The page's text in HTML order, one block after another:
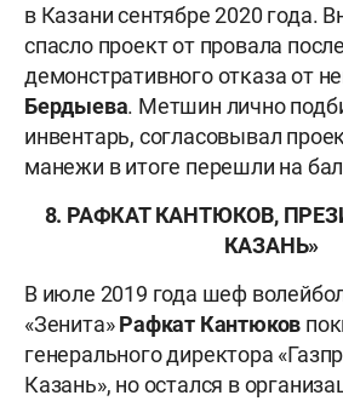
в Казани сентябре 2020 года.
спасло проект от провала после
демонстративного отказа от
Бердыева. Метшин лично
инвентарь, согласовывал
манежи в итоге перешли на
8. РАФКАТ КАНТЮКОВ,
КАЗАНЬ»
В июле 2019 года шеф
«Зенита»Рафкат Кантюков
генерального директора
Казань», но остался в